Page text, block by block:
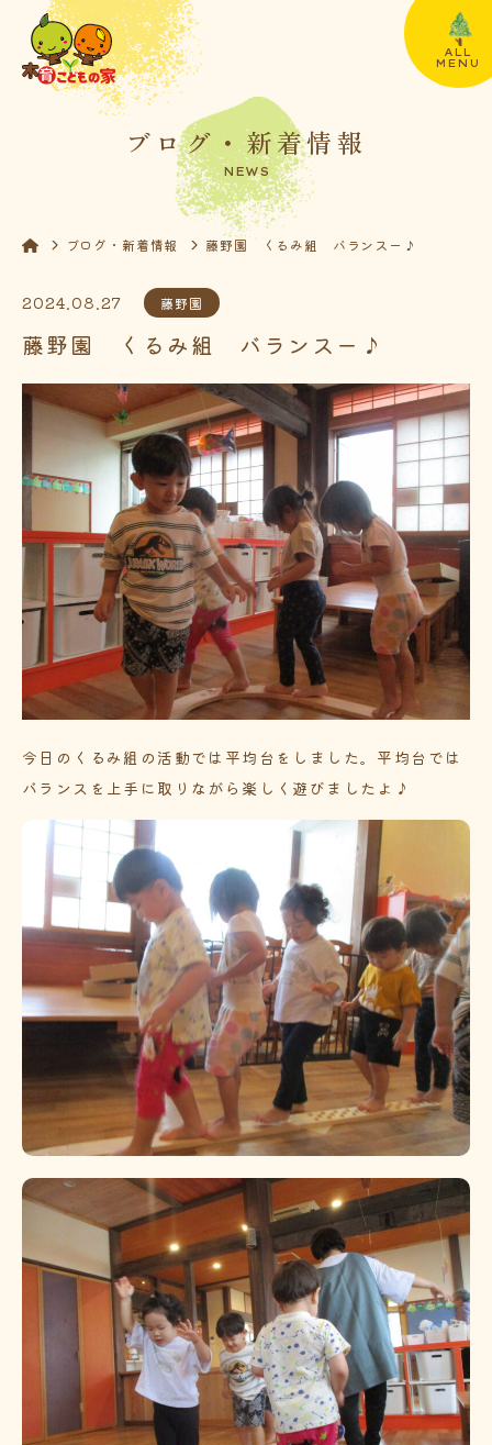
ALL
MENU
ブログ・新着情報
NEWS
ブログ・新着情報 藤野園 くるみ組 バランスー♪
2024.08.27 藤野園
藤野園 くるみ組 バランスー♪
今日のくるみ組の活動では平均台をしました。平均台では
バランスを上手に取りながら楽しく遊びましたよ♪